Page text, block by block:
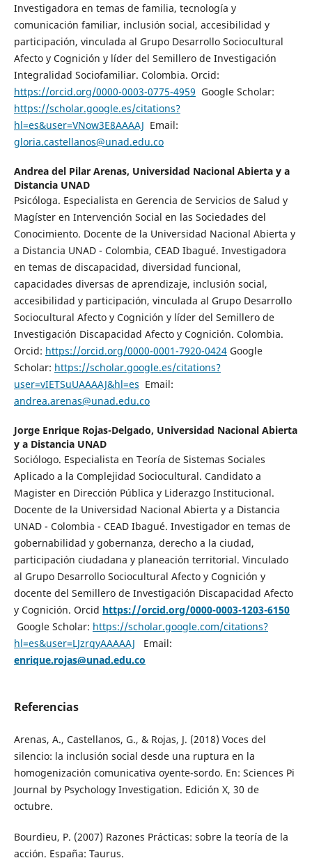
Investigadora en temas de familia, tecnología y
comunicación familiar, inclusión social, accesibilidad y
participación, vinculada al Grupo Desarrollo Sociocultural
Afecto y Cognición y líder del Semillero de Investigación
Integralidad Sociofamiliar. Colombia. Orcid:
https://orcid.org/0000-0003-0775-4959 Google Scholar:
https://scholar.google.es/citations?
hl=es&user=VNow3E8AAAAJ Email:
gloria.castellanos@unad.edu.co
Andrea del Pilar Arenas, Universidad Nacional Abierta y a
Distancia UNAD
Psicóloga. Especialista en Gerencia de Servicios de Salud y
Magíster en Intervención Social en las Sociedades del
Conocimiento. Docente de la Universidad Nacional Abierta y
a Distancia UNAD - Colombia, CEAD Ibagué. Investigadora
en temas de discapacidad, diversidad funcional,
capacidades diversas de aprendizaje, inclusión social,
accesibilidad y participación, vinculada al Grupo Desarrollo
Sociocultural Afecto y Cognición y líder del Semillero de
Investigación Discapacidad Afecto y Cognición. Colombia.
Orcid: https://orcid.org/0000-0001-7920-0424Google
Scholar: https://scholar.google.es/citations?
user=vIETSuUAAAAJ&hl=es Email:
andrea.arenas@unad.edu.co
Jorge Enrique Rojas-Delgado, Universidad Nacional Abierta
y a Distancia UNAD
Sociólogo. Especialista en Teoría de Sistemas Sociales
Aplicado a la Complejidad Sociocultural. Candidato a
Magister en Dirección Pública y Liderazgo Institucional.
Docente de la Universidad Nacional Abierta y a Distancia
UNAD - Colombia - CEAD Ibagué. Investigador en temas de
gobernabilidad y gobernanza, derecho a la ciudad,
participación ciudadana y planeación territorial. Vinculado
al Grupo Desarrollo Sociocultural Afecto y Cognición y
docente del Semillero de Investigación Discapacidad Afecto
y Cognición. Orcid https://orcid.org/0000-0003-1203-6150
Google Scholar: https://scholar.google.com/citations?
hl=es&user=LJzrqyAAAAAJ Email:
enrique.rojas@unad.edu.co
Referencias
Arenas, A., Castellanos, G., & Rojas, J. (2018) Voces del
silencio: la inclusión social desde una ruptura en la
homogenización comunicativa oyente-sordo. En: Sciences Pi
Journal by Psychology Investigation. Edición X, 30 de
octubre.
Bourdieu, P. (2007) Razones Prácticas: sobre la teoría de la
acción. España: Taurus.